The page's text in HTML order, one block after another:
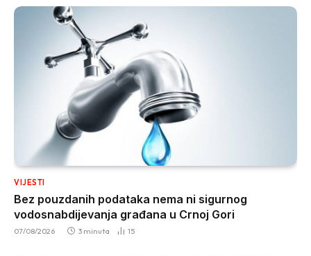
VIJESTI
Bez pouzdanih podataka nema ni sigurnog
vodosnabdijevanja građana u Crnoj Gori
07/08/2026 3 minuta 15